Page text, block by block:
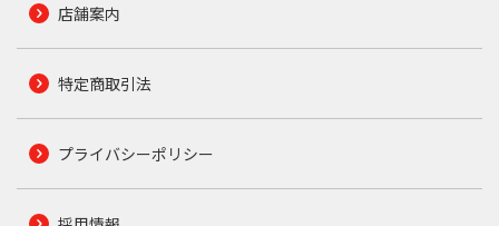
店舗案内
特定商取引法
プライバシーポリシー